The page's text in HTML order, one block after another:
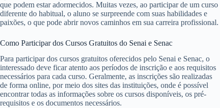
que podem estar adormecidos. Muitas vezes, ao participar de um curso
diferente do habitual, o aluno se surpreende com suas habilidades e
paixões, o que pode abrir novos caminhos em sua carreira profissional.
Como Participar dos Cursos Gratuitos do Senai e Senac
Para participar dos cursos gratuitos oferecidos pelo Senai e Senac, o
interessado deve ficar atento aos períodos de inscrição e aos requisitos
necessários para cada curso. Geralmente, as inscrições são realizadas
de forma online, por meio dos sites das instituições, onde é possível
encontrar todas as informações sobre os cursos disponíveis, os pré-
requisitos e os documentos necessários.